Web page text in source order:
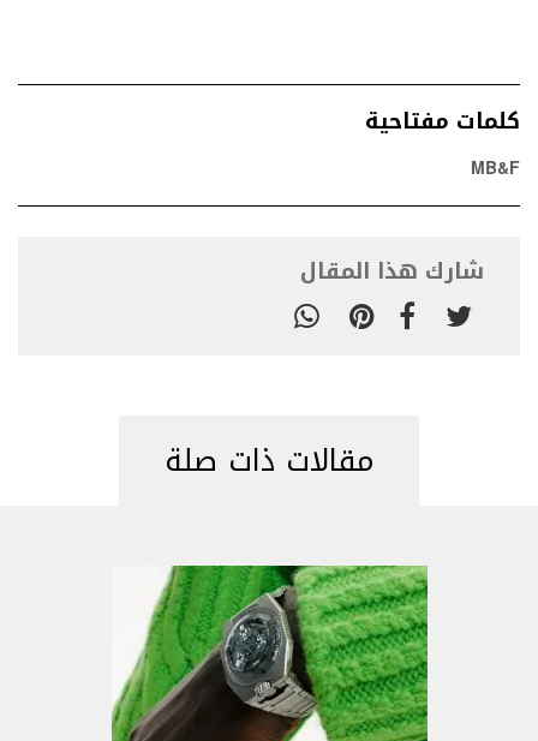
كلمات مفتاحية
MB&F
شارك هذا المقال
مقالات ذات صلة